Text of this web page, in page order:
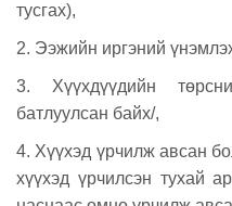
тусгах),
2. Ээжийн иргэний
3. Хүүхдүүдийн
батлуулсан байх/,
4. Хүүхэд үрчилж авсан
хүүхэд үрчилсэн тухай